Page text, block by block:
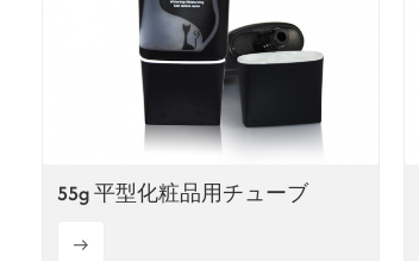
55g 平型化粧品用チューブ